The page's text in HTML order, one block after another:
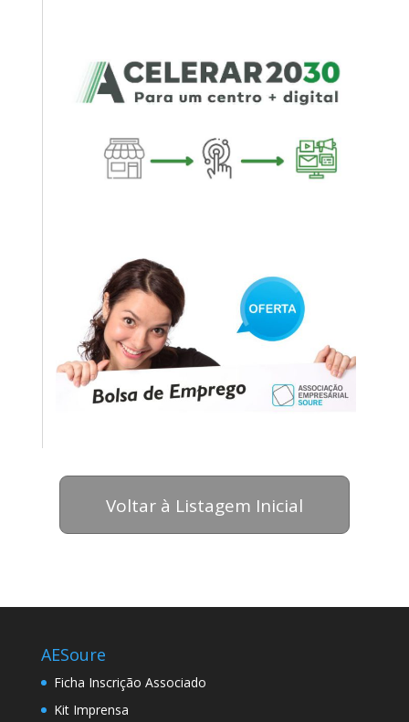
Voltar à Listagem Inicial
AESoure
Ficha Inscrição Associado
Kit Imprensa